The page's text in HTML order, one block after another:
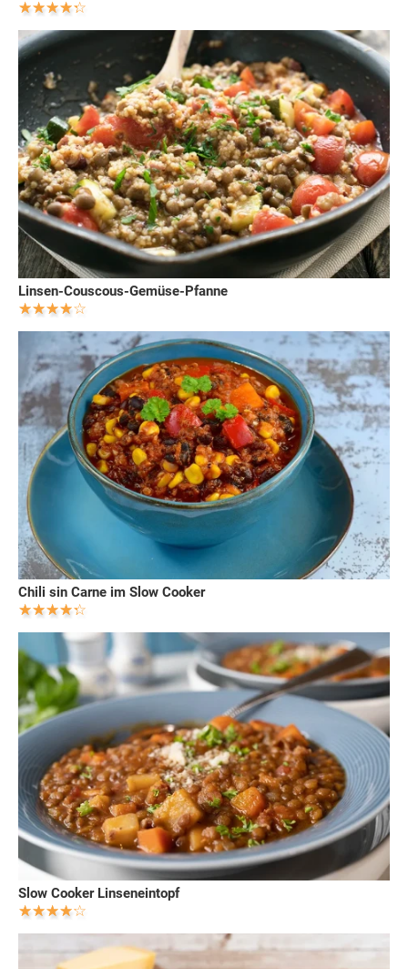
Linsen-Couscous-Gemüse-Pfanne
Chili sin Carne im Slow Cooker
Slow Cooker Linseneintopf